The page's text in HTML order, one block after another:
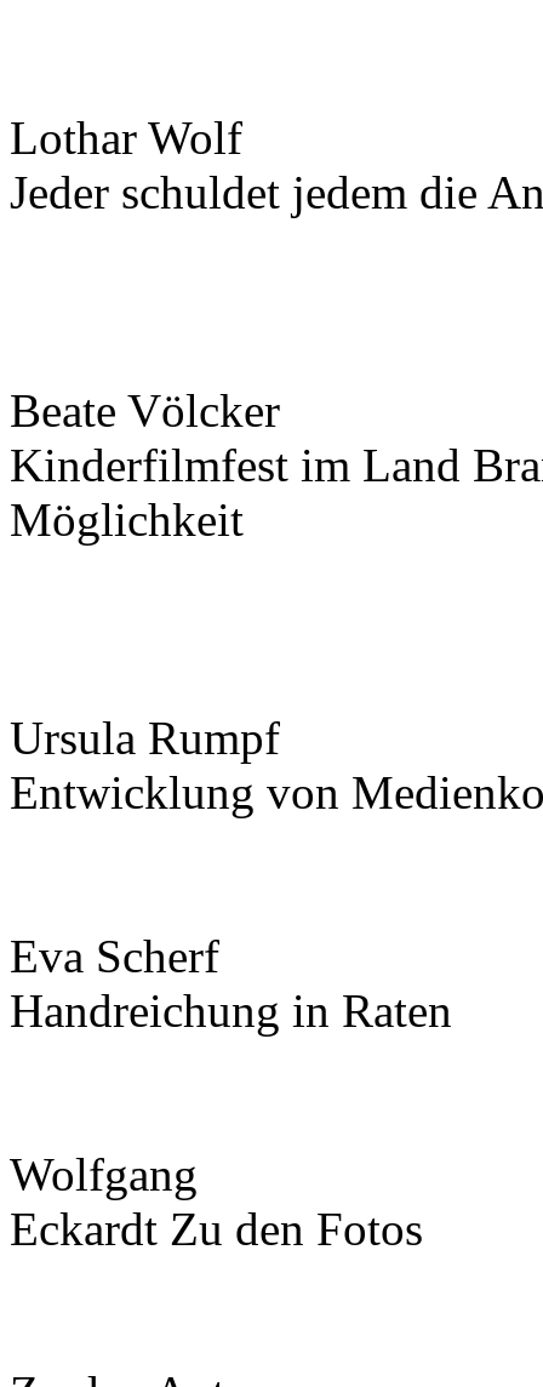
Lothar Wolf
Jeder schuldet jedem die
Beate Völcker
Kinderfilmfest im Land
Möglichkeit
Ursula Rumpf
Entwicklung von
Eva Scherf
Handreichung in Raten
Wolfgang
Eckardt Zu den Fotos